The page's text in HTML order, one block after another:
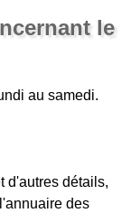
le
au samedi.
d'autres détails,
des